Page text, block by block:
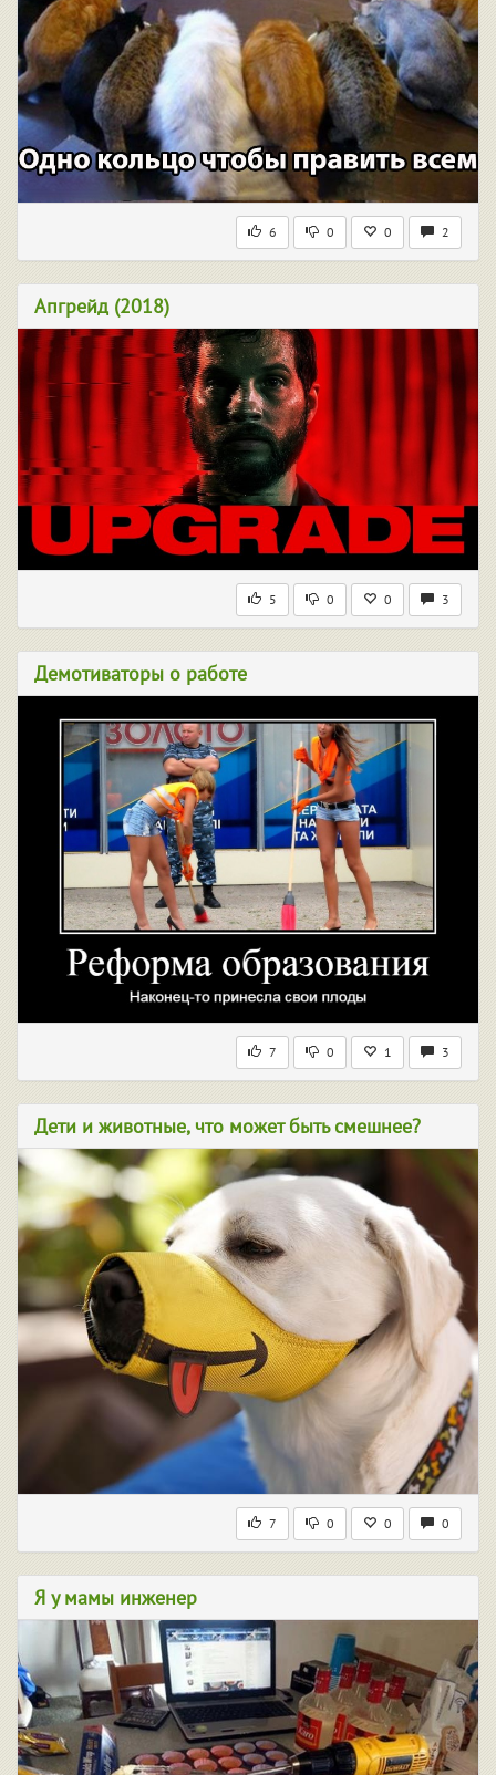
6 0 0 2
Апгрейд (2018)
5 0 0 3
Демотиваторы о работе
7 0 1 3
Дети и животные, что может быть смешнее?
7 0 0 0
Я у мамы инженер